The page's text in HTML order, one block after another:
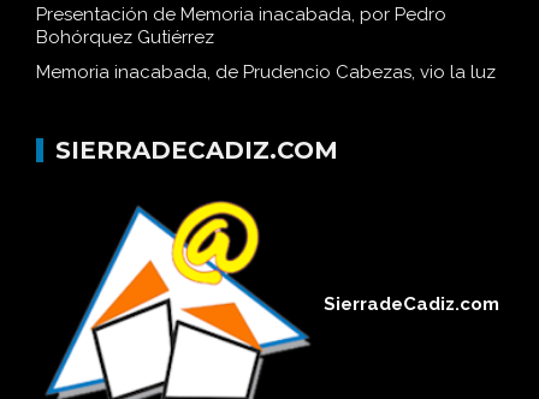
Presentación de Memoria inacabada, por Pedro
Bohórquez Gutiérrez
Memoria inacabada, de Prudencio Cabezas, vio la luz
SIERRADECADIZ.COM
SierradeCadiz.com